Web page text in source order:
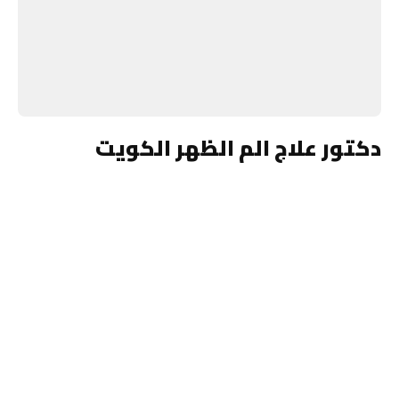
دكتور علاج الم الظهر الكويت